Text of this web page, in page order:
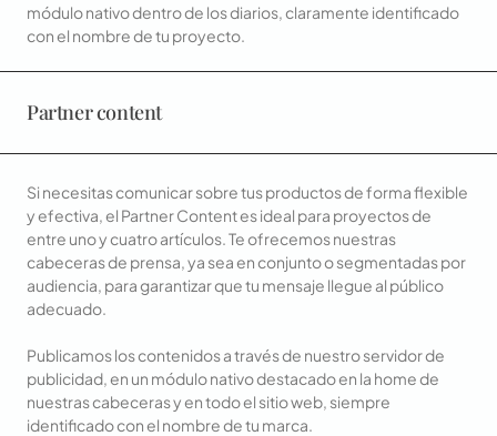
módulo nativo dentro de los diarios, claramente identificado
con el nombre de tu proyecto.
Partner content
Si necesitas comunicar sobre tus productos de forma flexible
y efectiva, el Partner Content es ideal para proyectos de
entre uno y cuatro artículos. Te ofrecemos nuestras
cabeceras de prensa, ya sea en conjunto o segmentadas por
audiencia, para garantizar que tu mensaje llegue al público
adecuado.
Publicamos los contenidos a través de nuestro servidor de
publicidad, en un módulo nativo destacado en la home de
nuestras cabeceras y en todo el sitio web, siempre
identificado con el nombre de tu marca.